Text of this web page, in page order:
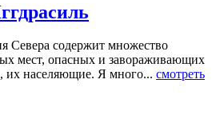
Севера содержит множество
мест, опасных и завораживающих
их населяющие. Я много... смотреть